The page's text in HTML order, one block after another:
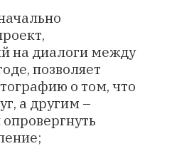
на диалоги между
позволяет
о том, что
а другим –